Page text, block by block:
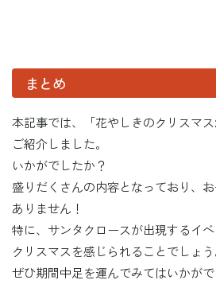
まとめ
本記事では、「花やしきのクリスマ
ご紹介しました。
いかがでしたか？
盛りだくさんの内容となっており、
ありません！
特に、サンタクロースが出現するイ
クリスマスを感じられることでしょう
ぜひ期間中足を運んでみてはいかがで